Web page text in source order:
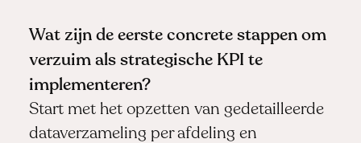
Wat zijn de eerste concrete stappen om
verzuim als strategische KPI te
implementeren?
Start met het opzetten van gedetailleerde
dataverzameling per afdeling en